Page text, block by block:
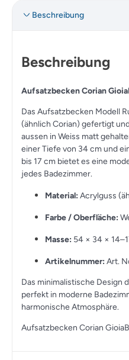
Beschreibung
Beschreibung
Aufsatzbecken Corian
Das Aufsatzbecken Modell
(ähnlich Corian) gefertigt
aussen in Weiss matt
einer Tiefe von 34 cm und
bis 17 cm bietet es eine
jedes Badezimmer.
Material: Acrylguss
Farbe / Oberfläche:
Masse: 54 × 34 ×
Artikelnummer: Art.
Das minimalistische Design
perfekt in moderne
harmonische Atmosphäre.
Aufsatzbecken Corian